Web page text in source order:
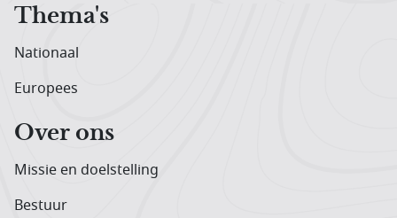
Thema's
Nationaal
Europees
Over ons
Missie en doelstelling
Bestuur